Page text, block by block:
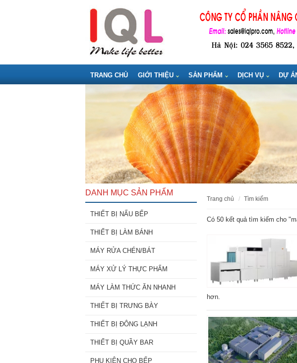
TRANG CHỦ GIỚI THIỆU SẢN PHẨM DỊCH VỤ DỰ
DANH MỤC SẢN PHẨM
THIẾT BỊ NẤU BẾP
THIẾT BỊ LÀM BÁNH
MÁY RỬA CHÉN/BÁT
MÁY XỬ LÝ THỰC PHẨM
MÁY LÀM THỨC ĂN NHANH
THIẾT BỊ TRƯNG BÀY
THIẾT BỊ ĐÔNG LẠNH
THIẾT BỊ QUẦY BAR
PHỤ KIỆN CHO BẾP
trang chủ tìm kiếm
Có 50 kết quả tìm kiếm cho "
hơn.